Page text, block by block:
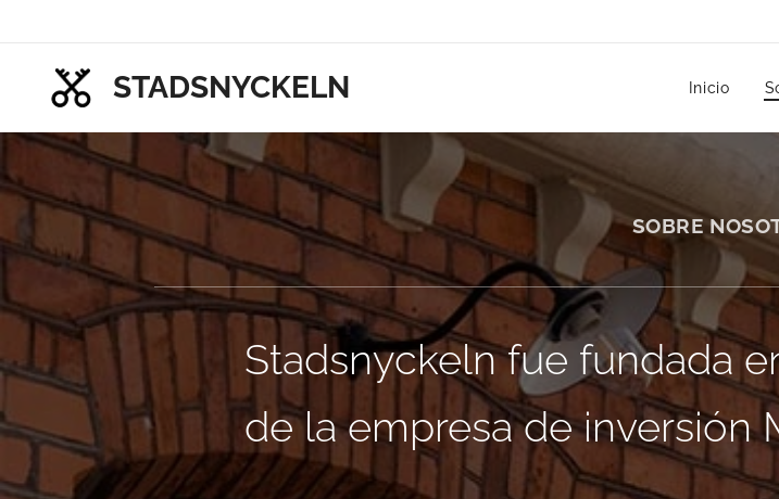
STADSNYCKELN Inicio
SOBRE
Stadsnyckeln fue fundada
de la empresa de inversión